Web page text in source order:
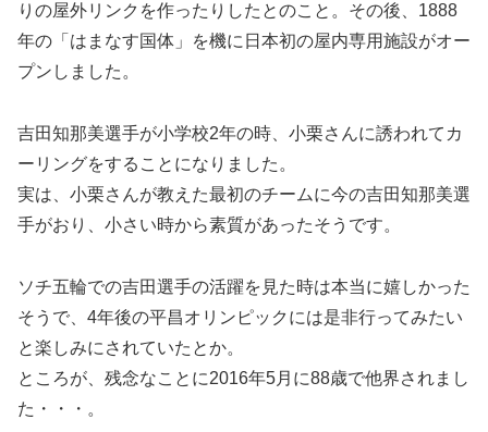
りの屋外リンクを作ったりしたとのこと。その後、1888
年の「はまなす国体」を機に日本初の屋内専用施設がオー
プンしました。
吉田知那美選手が小学校2年の時、小栗さんに誘われてカ
ーリングをすることになりました。
実は、小栗さんが教えた最初のチームに今の吉田知那美選
手がおり、小さい時から素質があったそうです。
ソチ五輪での吉田選手の活躍を見た時は本当に嬉しかった
そうで、4年後の平昌オリンピックには是非行ってみたい
と楽しみにされていたとか。
ところが、残念なことに2016年5月に88歳で他界されまし
た・・・。